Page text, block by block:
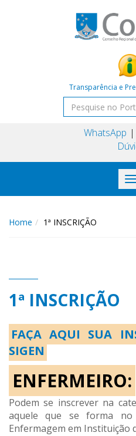
Transparência e
WhatsApp
Home 1ª INSCRIÇÃO
1ª INSCRIÇÃO
FAÇA AQUI SUA
SIGEN
ENFERMEIRO:
Podem se inscrever na
aquele que se forma
Enfermagem em Instituição